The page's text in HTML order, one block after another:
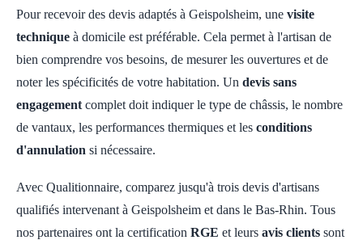
Pour recevoir des devis adaptés à Geispolsheim, une visite
technique à domicile est préférable. Cela permet à l'artisan de
bien comprendre vos besoins, de mesurer les ouvertures et de
noter les spécificités de votre habitation. Un devis sans
engagement complet doit indiquer le type de châssis, le nombre
de vantaux, les performances thermiques et les conditions
d'annulation si nécessaire.
Avec Qualitionnaire, comparez jusqu'à trois devis d'artisans
qualifiés intervenant à Geispolsheim et dans le Bas-Rhin. Tous
nos partenaires ont la certification RGE et leurs avis clients sont